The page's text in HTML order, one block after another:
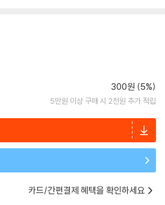
300원 (5%)
5만원 이상 구매 시 2천원 추가 적립
카드/간편결제 혜택을 확인하세요